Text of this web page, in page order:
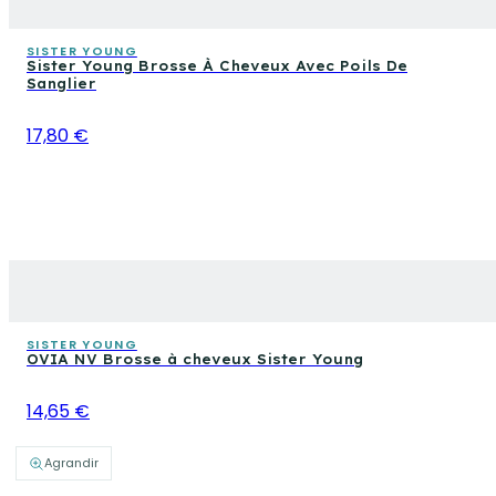
Agrandir
SISTER YOUNG
Sister Young Brosse À Cheveux Avec Poils De
Sanglier
17,80 €
SISTER YOUNG
OVIA NV Brosse à cheveux Sister Young
14,65 €